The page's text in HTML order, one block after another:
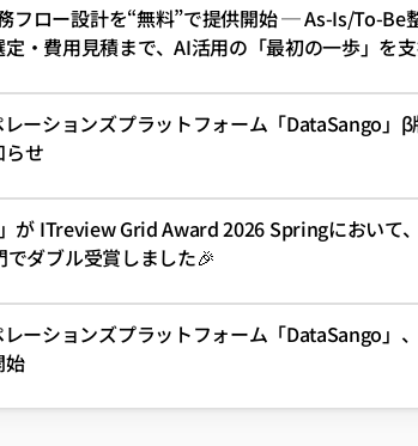
フロー設計を“無料”で提供開始 ─ As-Is/To-Be
・費用見積まで、AI活用の「最初の一歩」を
ーションズプラットフォーム「DataSango」β
らせ
が ITreview Grid Award 2026 Springにおいて
でダブル受賞しました🎉
ーションズプラットフォーム「DataSango」
始